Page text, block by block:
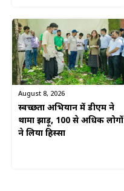
August 8, 2026
स्वच्छता अभियान में डीएम ने
थामा झाड़ू, 100 से अधिक लोगों
ने लिया हिस्सा